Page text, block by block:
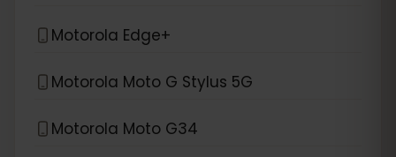
Motorola Edge+
Motorola Moto G Stylus 5G
Motorola Moto G34